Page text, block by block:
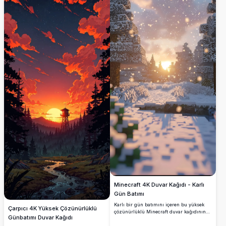
meyveler renk patlaması ekler. Doğa
severler ve sanat tutkunları için huzurlu,
yüksek kaliteli bir kış sahnesi arayanlar
için mükemmel.
ekranınızı geliştirmek için mükemmeldir.
Çarpıcı 4K Yüksek Çözünürlüklü
Günbatımı Duvar Kağıdı
Minecraft 4K Duvar Kağıdı - Karlı
Gün Batımı
Karlı bir gün batımını içeren bu yüksek
çözünürlüklü Minecraft duvar kağıdının